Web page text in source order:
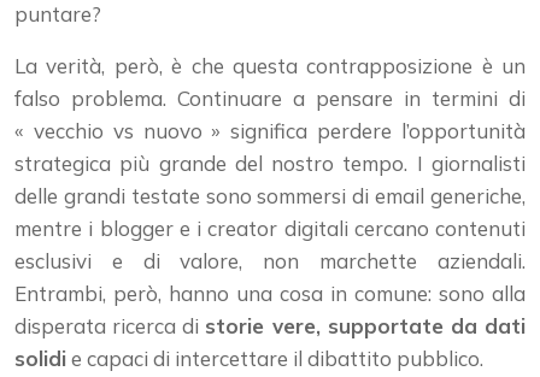
puntare?
La verità, però, è che questa contrapposizione è un
falso problema. Continuare a pensare in termini di
« vecchio vs nuovo » significa perdere l’opportunità
strategica più grande del nostro tempo. I giornalisti
delle grandi testate sono sommersi di email generiche,
mentre i blogger e i creator digitali cercano contenuti
esclusivi e di valore, non marchette aziendali.
Entrambi, però, hanno una cosa in comune: sono alla
disperata ricerca di storie vere, supportate da dati
solidi e capaci di intercettare il dibattito pubblico.